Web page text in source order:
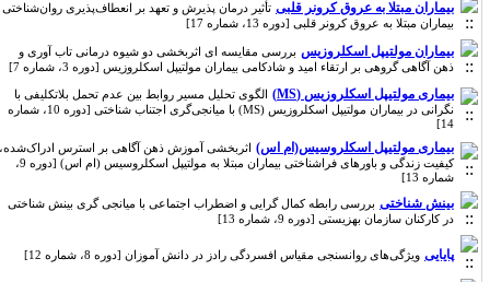
بیماران مبتلا به عروق کرونر قلبی تأثیر درمان پذیرش و تعهد بر انعطاف‌پذیری روان‌شناختی
بیماران مبتلا به عروق کرونر قلبی [دوره 13، شماره 17]
بیماران مولتیپل اسکلروزیس بررسی مقایسه ای اثربخشی دو شیوه درمانی تاب آوری و
ذهن آگاهی گروهی بر ارتقاء امید و شادکامی بیماران مولتیپل اسکلروزیس [دوره 3، شماره 7]
بیماری مولتیپل اسکلروزیس (MS)
الگوی تحلیل مسیر روابط بین عدم تحمل بلاتکلیفی با
نگرانی در بیماران مولتیپل اسکلروزیس (MS) با میانجی‌گری اجتناب شناختی [دوره 10، شماره
14]
بیماری مولتیپل اسکلروسیس(ام اس) اثربخشی آموزش ذهن آگاهی بر استرس ادراک‌شده،
کیفیت زندگی و باورهای فراشناختی بیماران مبتلا به مولتیپل اسکلروسیس (ام اس) [دوره 9،
شماره 13]
بینش شناختی بررسی رابطه کمال گرایی و اضطراب اجتماعی با میانجی گری بینش شناختی
در کارکنان سازمان بهزیستی [دوره 9، شماره 13]
پایایی ویژگی‌های روانسنجی مقیاس افسردگی رادز در دانش آموزان [دوره 8، شماره 12]